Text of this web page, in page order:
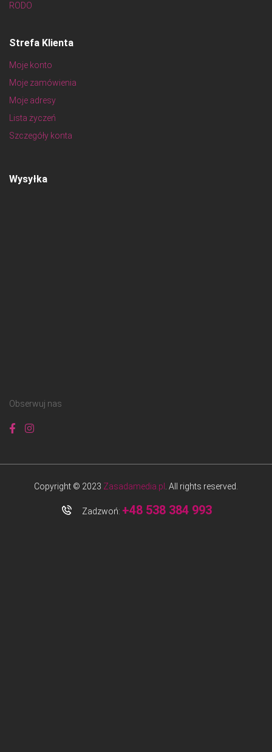
RODO
Strefa Klienta
Moje konto
Moje zamówienia
Moje adresy
Lista życzeń
Szczegóły konta
Wysyłka
Obserwuj nas
Copyright © 2023 Zasadamedia.pl . All rights reserved.
Zadzwoń: +48 538 384 993